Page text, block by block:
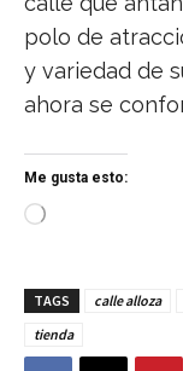
polo de
y variedad de
ahora se
Me gusta esto:
C
a
TAGS calle alloza
tienda